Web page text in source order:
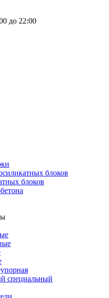
до 22:00
блоков
блоков
специальный